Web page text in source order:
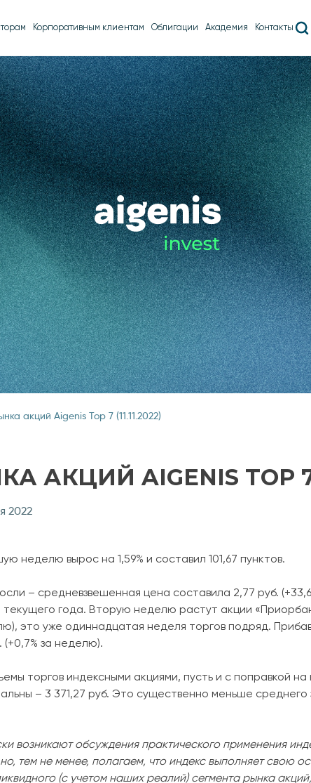
Корпоративным клиентам Облигации Академия Контакты
акций Aigenis Top 7 (11.11.2022)
АКЦИЙ AIGENIS TOP 7
2022
неделю вырос на 1,59% и составил 101,67 пунктов.
– средневзвешенная цена составила 2,77 руб.
текущего года. Вторую неделю растут акции
это уже одиннадцатая неделя торгов подряд.
за неделю).
торгов индексными акциями, пусть и с поправкой
– 3 371,27 руб. Это существенно меньше
возникают обсуждения практического применения
тем не менее, полагаем, что индекс выполняет свою
(с учетом наших реалий) сегмента рынка